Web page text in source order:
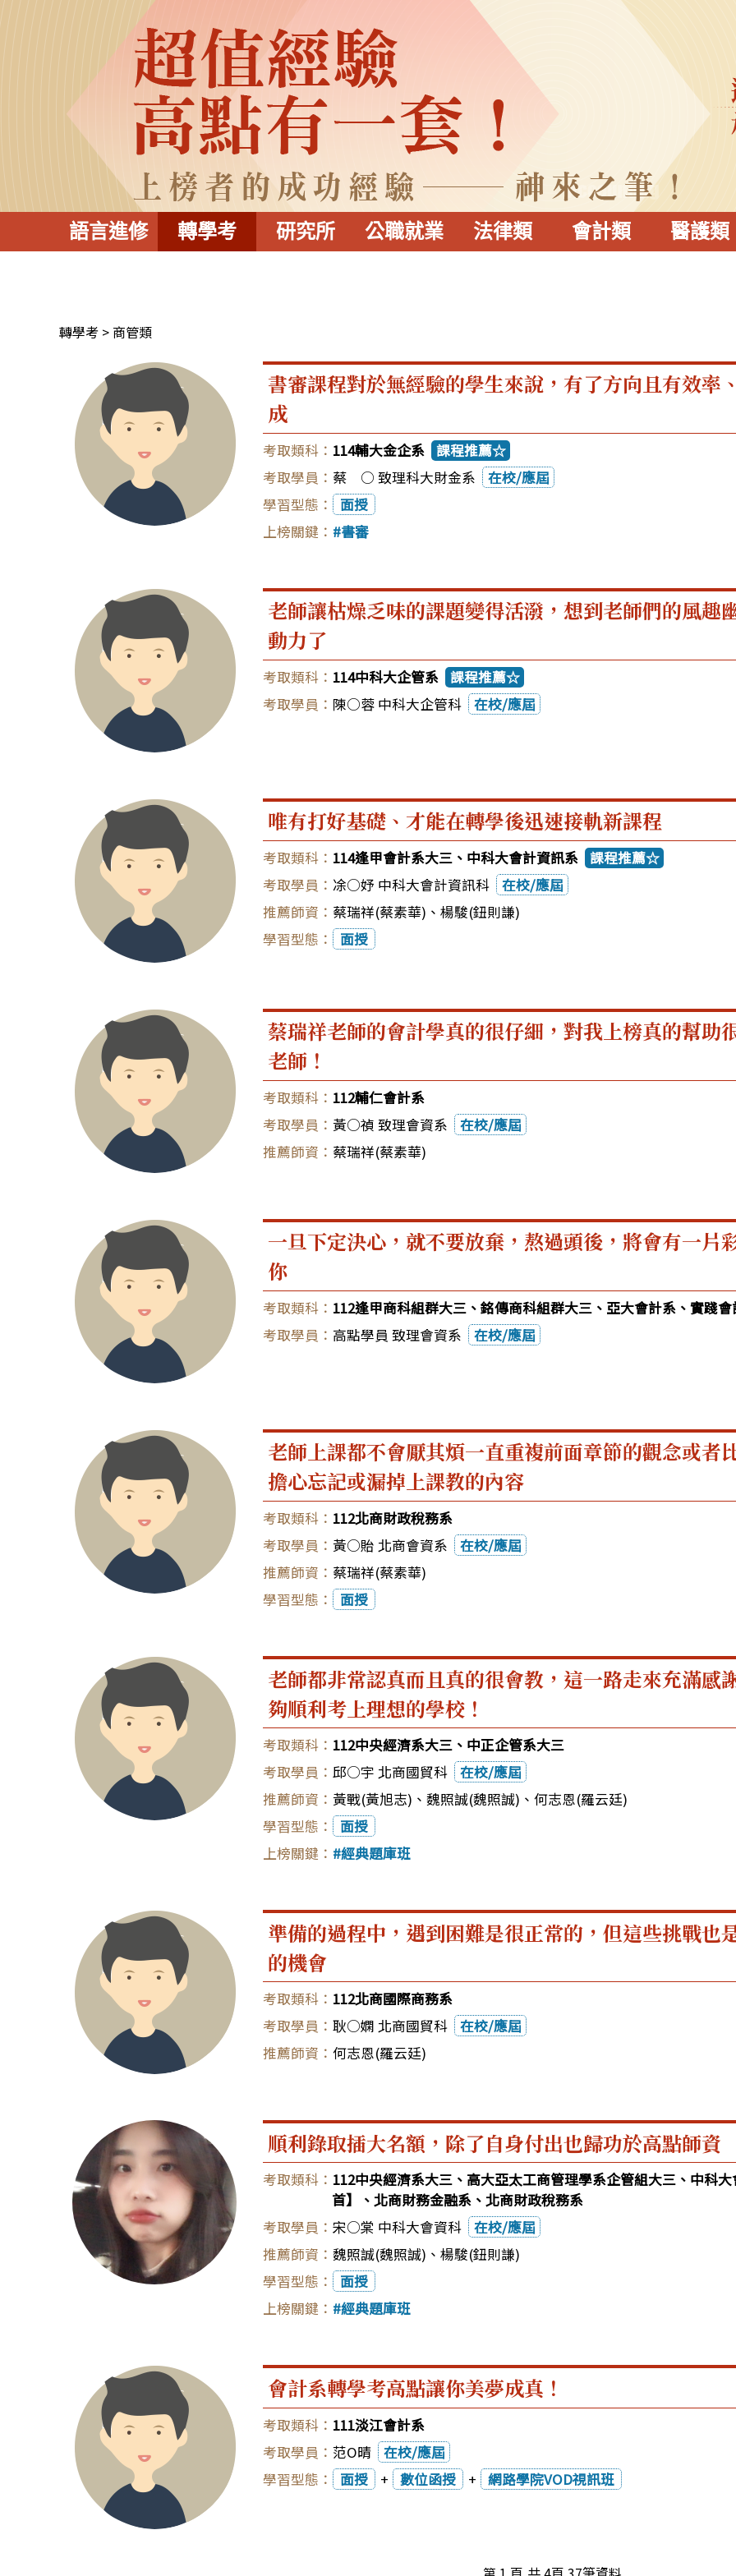
語言進修 轉學考 研究所 公職就業 法律類 會計類 醫護類
轉學考 商管類
書審課程對於無經驗的學生來說，有了方向且有效率
成
114輔大金企系 課程推薦☆
蔡 ○ 致理科大財金系
在校/應屆
面授
書審
老師讓枯燥乏味的課題變得活潑，想到老師們的風趣
動力了
114中科大企管系 課程推薦☆
陳○蓉 中科大企管科
在校/應屆
唯有打好基礎、才能在轉學後迅速接軌新課程
114逢甲會計系大三、中科大會計資訊系 課程推薦☆
凃○妤 中科大會計資訊科
在校/應屆
蔡瑞祥(蔡素華) 、 楊駿(鈕則謙)
面授
蔡瑞祥老師的會計學真的很仔細，對我上榜真的幫助
老師！
112輔仁會計系
黃○禎 致理會資系
在校/應屆
蔡瑞祥(蔡素華)
一旦下定決心，就不要放棄，熬過頭後，將會有一片
你
112逢甲商科組群大三、銘傳商科組群大三、亞大會計系、實踐會
高點學員 致理會資系
在校/應屆
老師上課都不會厭其煩一直重複前面章節的觀念或者
擔心忘記或漏掉上課教的內容
112北商財政稅務系
黃○貽 北商會資系
在校/應屆
蔡瑞祥(蔡素華)
面授
老師都非常認真而且真的很會教，這一路走來充滿感
夠順利考上理想的學校！
112中央經濟系大三、中正企管系大三
邱○宇 北商國貿科
在校/應屆
黃戰(黃旭志) 、 魏照誠(魏照誠) 、 何志恩(羅云廷)
面授
經典題庫班
準備的過程中，遇到困難是很正常的，但這些挑戰也
的機會
112北商國際商務系
耿○嫻 北商國貿科
在校/應屆
何志恩(羅云廷)
順利錄取插大名額，除了自身付出也歸功於高點師資
112中央經濟系大三、高大亞太工商管理學系企管組大三、中科
首】、北商財務金融系、北商財政稅務系
宋○棠 中科大會資科
在校/應屆
魏照誠(魏照誠) 、 楊駿(鈕則謙)
面授
經典題庫班
會計系轉學考高點讓你美夢成真！
111淡江會計系
范O晴
在校/應屆
面授
+ 數位函授 + 網路學院VOD視訊班